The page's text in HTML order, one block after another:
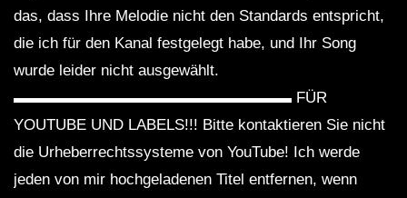
das, dass Ihre Melodie nicht den Standards entspricht,
die ich für den Kanal festgelegt habe, und Ihr Song
wurde leider nicht ausgewählt.
▬▬▬▬▬▬▬▬▬▬▬▬▬▬▬▬▬▬ FÜR
YOUTUBE UND LABELS!!! Bitte kontaktieren Sie nicht
die Urheberrechtssysteme von YouTube! Ich werde
jeden von mir hochgeladenen Titel entfernen, wenn